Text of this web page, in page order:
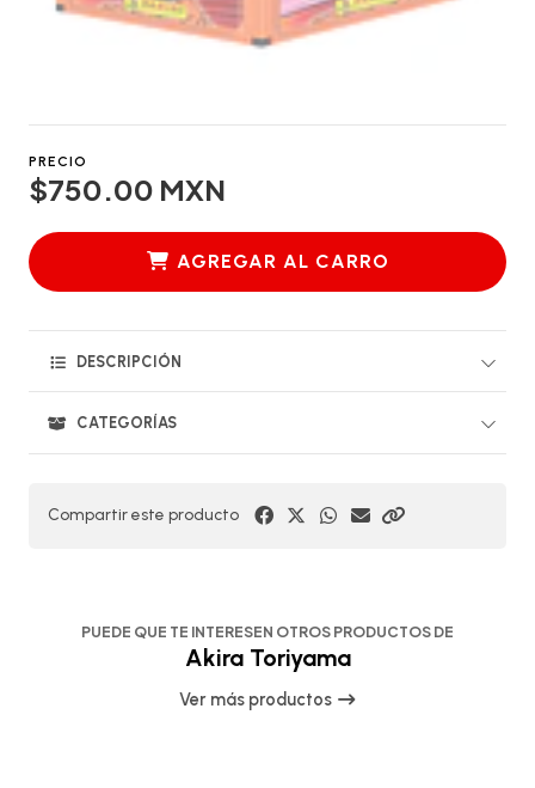
PRECIO
$750.00 MXN
AGREGAR AL CARRO
DESCRIPCIÓN
CATEGORÍAS
Compartir este producto
PUEDE QUE TE INTERESEN OTROS PRODUCTOS DE
Akira Toriyama
Ver más productos